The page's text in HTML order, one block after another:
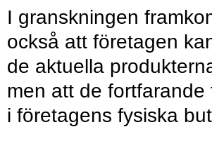
I granskningen
också att företagen
de aktuella
men att de
i företagens fysiska